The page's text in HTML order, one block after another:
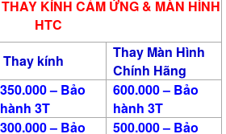
KÍNH CẢM ỨNG & MÀN HÌNH
HTC
Thay kính
Thay Màn Hình
Chính Hãng
350.000 – Bảo
hành 3T
600.000 – Bảo
hành 3T
300.000 – Bảo
500.000 – Bảo